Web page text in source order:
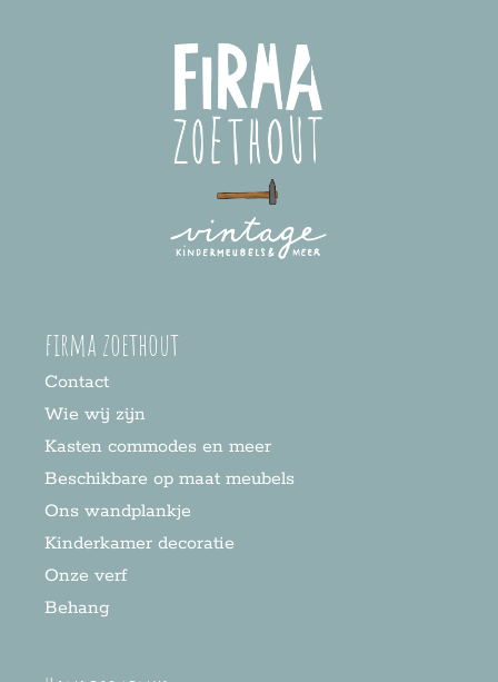
firma zoethout
Contact
Wie wij zijn
Kasten commodes en meer
Beschikbare op maat meubels
Ons wandplankje
Kinderkamer decoratie
Onze verf
Behang